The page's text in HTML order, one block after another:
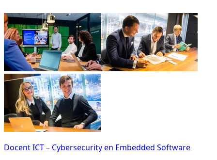
Docent ICT – Cybersecurity en Embedded Software